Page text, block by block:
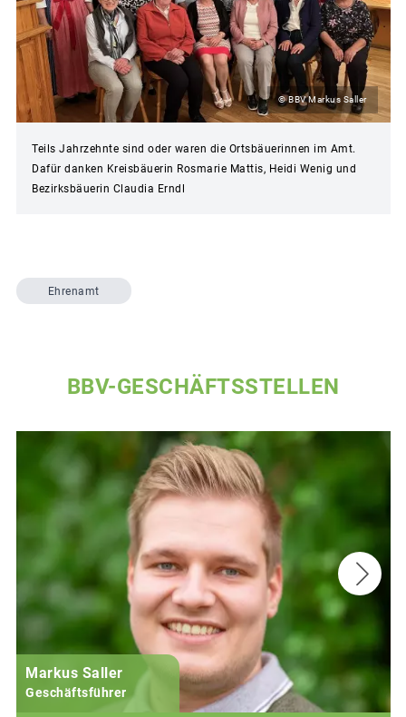
© BBV Markus Saller
Teils Jahrzehnte sind oder waren die Ortsbäuerinnen im Amt.
Dafür danken Kreisbäuerin Rosmarie Mattis, Heidi Wenig und
Bezirksbäuerin Claudia Erndl
Ehrenamt
BBV-GESCHÄFTSSTELLEN
Markus Saller
Geschäftsführer